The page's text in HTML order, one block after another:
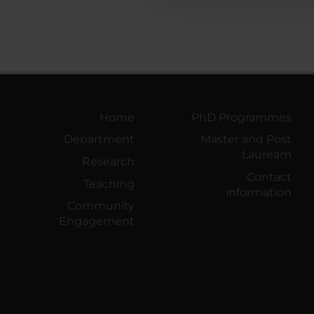
Home
Department
Research
Teaching
Community
Engagement
PhD Programmes
Master and Post
Lauream
Contact
information